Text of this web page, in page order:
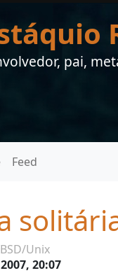
pai,
Feed
Unix
20:07